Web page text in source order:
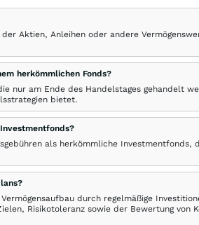
Aktien, Anleihen oder andere
herkömmlichen Fonds?
nur am Ende des Handelstages gehandelt
bietet.
als herkömmliche
durch regelmäßige
Risikotoleranz sowie der Bewertung von